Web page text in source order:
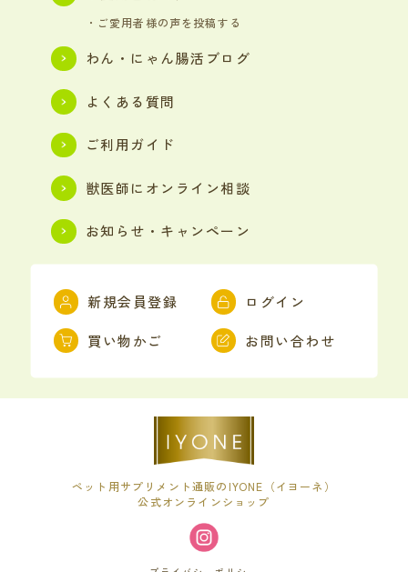
・ご愛用者様の声を投稿する
わん・にゃん腸活ブログ
よくある質問
ご利用ガイド
獣医師にオンライン相談
お知らせ・キャンペーン
新規会員登録 ログイン
買い物かご お問い合わせ
ペット用サプリメント通販のIYONE（イヨーネ）
公式オンラインショップ